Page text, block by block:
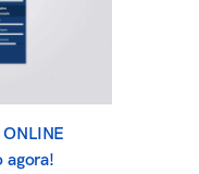
agora!